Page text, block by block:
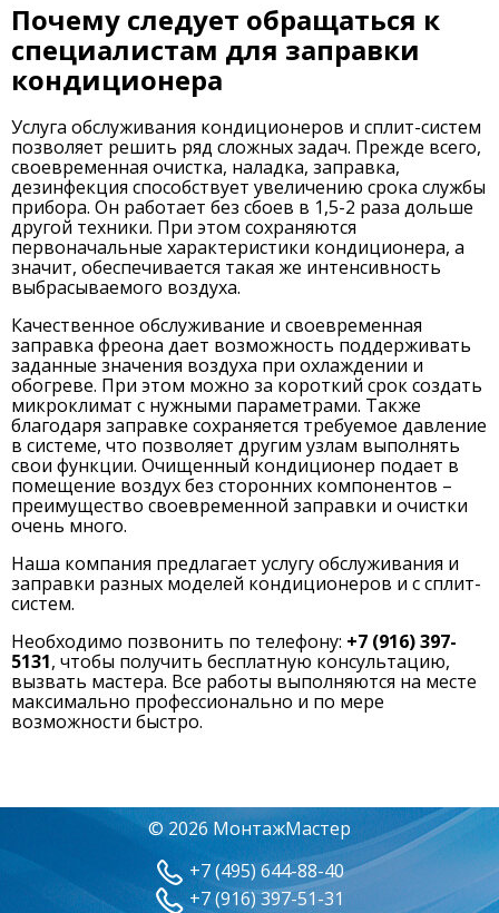
Почему следует обращаться к
специалистам для заправки
кондиционера
Услуга обслуживания кондиционеров и сплит-систем
позволяет решить ряд сложных задач. Прежде всего,
своевременная очистка, наладка, заправка,
дезинфекция способствует увеличению срока службы
прибора. Он работает без сбоев в 1,5-2 раза дольше
другой техники. При этом сохраняются
первоначальные характеристики кондиционера, а
значит, обеспечивается такая же интенсивность
выбрасываемого воздуха.
Качественное обслуживание и своевременная
заправка фреона дает возможность поддерживать
заданные значения воздуха при охлаждении и
обогреве. При этом можно за короткий срок создать
микроклимат с нужными параметрами. Также
благодаря заправке сохраняется требуемое давление
в системе, что позволяет другим узлам выполнять
свои функции. Очищенный кондиционер подает в
помещение воздух без сторонних компонентов –
преимущество своевременной заправки и очистки
очень много.
Наша компания предлагает услугу обслуживания и
заправки разных моделей кондиционеров и с сплит-
систем.
Необходимо позвонить по телефону: +7 (916) 397-
5131, чтобы получить бесплатную консультацию,
вызвать мастера. Все работы выполняются на месте
максимально профессионально и по мере
возможности быстро.
© 2026 МонтажМастер
+7 (495) 644-88-40
+7 (916) 397-51-31